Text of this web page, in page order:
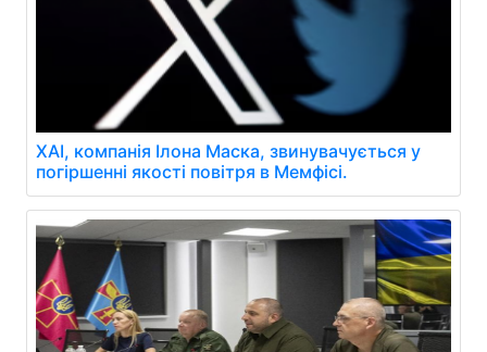
XAI, компанія Ілона Маска, звинувачується у
погіршенні якості повітря в Мемфісі.